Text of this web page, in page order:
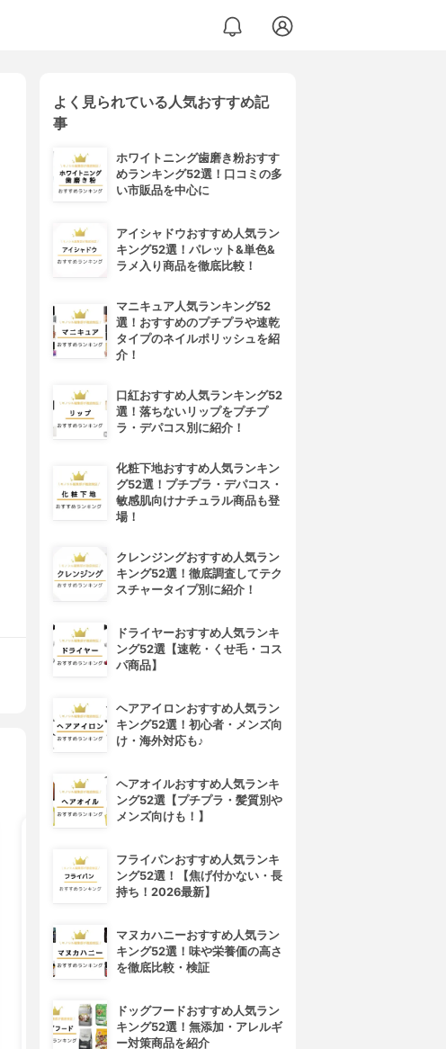
Realbyte(リアルバイト)
らくな家計簿
Swallow Works Studio(スワ
ロウワークススタジオ)
よく見られている人気おすすめ記
事
ホワイトニング歯磨き粉おすす
めランキング52選！口コミの多
い市販品を中心に
アイシャドウおすすめ人気ラン
キング52選！パレット&単色&
ラメ入り商品を徹底比較！
マニキュア人気ランキング52
選！おすすめのプチプラや速乾
タイプのネイルポリッシュを紹
介！
口紅おすすめ人気ランキング52
選！落ちないリップをプチプ
ラ・デパコス別に紹介！
化粧下地おすすめ人気ランキン
グ52選！プチプラ・デパコス・
敏感肌向けナチュラル商品も登
場！
クレンジングおすすめ人気ラン
キング52選！徹底調査してテク
スチャータイプ別に紹介！
ドライヤーおすすめ人気ランキ
ング52選【速乾・くせ毛・コス
パ商品】
ヘアアイロンおすすめ人気ラン
キング52選！初心者・メンズ向
け・海外対応も♪
ヘアオイルおすすめ人気ランキ
ング52選【プチプラ・髪質別や
メンズ向けも！】
フライパンおすすめ人気ランキ
ング52選！【焦げ付かない・長
持ち！2026最新】
マヌカハニーおすすめ人気ラン
キング52選！味や栄養価の高さ
を徹底比較・検証
ドッグフードおすすめ人気ラン
キング52選！無添加・アレルギ
ー対策商品を紹介